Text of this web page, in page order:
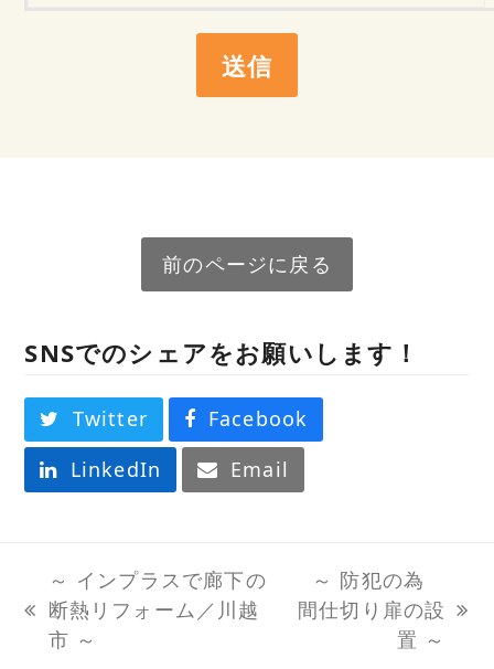
前のページに戻る
SNSでのシェアをお願いします！
Twitter
Facebook
LinkedIn
Email
previous
post:
～ インプラスで廊下の
断熱リフォーム／川越
市 ～
next
～ 防犯の為
間仕切り扉の設
置 ～